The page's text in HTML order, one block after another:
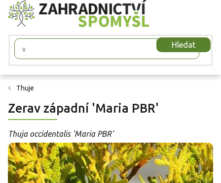
Přejít
na
obsah
Hledat
Thuje
Zerav západní 'Maria PBR'
Thuja occidentalis 'Maria PBR'